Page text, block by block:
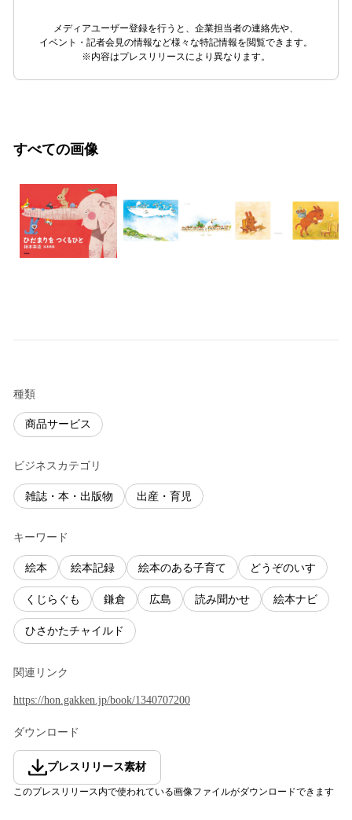
メディアユーザー登録を行うと、企業担当者の連絡先や、
イベント・記者会見の情報など様々な特記情報を閲覧できます。
※内容はプレスリリースにより異なります。
すべての画像
種類
商品サービス
ビジネスカテゴリ
雑誌・本・出版物 出産・育児
キーワード
絵本 絵本記録 絵本のある子育て どうぞのいす
くじらぐも 鎌倉 広島 読み聞かせ 絵本ナビ
ひさかたチャイルド
関連リンク
https://hon.gakken.jp/book/1340707200
ダウンロード
プレスリリース素材
このプレスリリース内で使われている画像ファイルがダウンロードできます